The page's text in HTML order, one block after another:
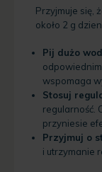
Przyjmuje się,
około 2 g
Pij dużo
wspomaga
Stosuj
regularność.
przyniesie
Przyjmuj o
i utrzymanie